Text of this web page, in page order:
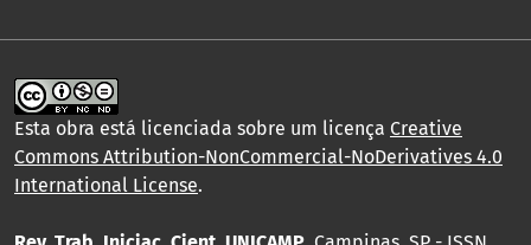
Esta obra está licenciada sobre um licença Creative
Commons Attribution-NonCommercial-NoDerivatives 4.0
International License.